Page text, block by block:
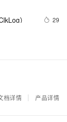
） 29
体编排
25
档详情 产品详情